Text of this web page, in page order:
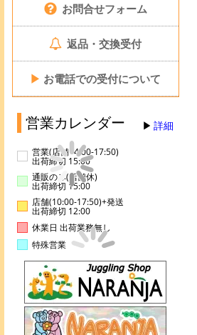
お問合せフォーム
返品・交換受付
▶ お電話での受付について
営業カレンダー 詳細
営業(店舗14:00-17:50)
出荷締切 15:00
通販のみ(店舗休)
出荷締切 15:00
店舗(10:00-17:50)+発送
出荷締切 12:00
休業日 出荷業務無し
特殊営業